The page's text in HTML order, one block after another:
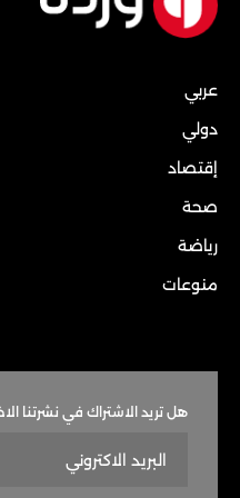
عربي
دولي
إقتصاد
صحة
رياضة
منوعات
هل تريد الاشتراك في نشرتنا